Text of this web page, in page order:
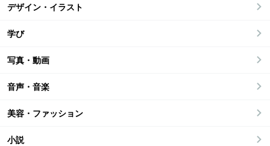
デザイン・イラスト
学び
写真・動画
音声・音楽
美容・ファッション
小説